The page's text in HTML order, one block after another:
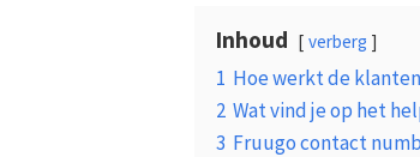
Inhoud verberg
1 Hoe werkt de
2 Wat vind je op het
3 Fruugo contact